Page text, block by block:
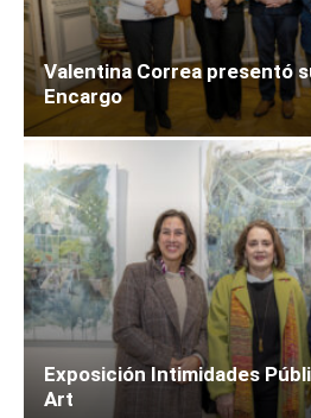
Valentina Correa presentó
Encargo
Exposición Intimidades
Art